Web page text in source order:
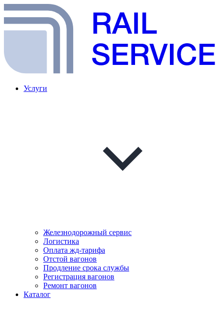
Услуги
Железнодорожный сервис
Логистика
Оплата жд-тарифа
Отстой вагонов
Продление срока службы
Регистрация вагонов
Ремонт вагонов
Каталог